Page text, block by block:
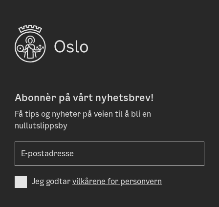
Abonnèr på vårt nyhetsbrev!
Få tips og nyheter på veien til å bli en
nullutslippsby
Jeg godtarvilkårene for personvern